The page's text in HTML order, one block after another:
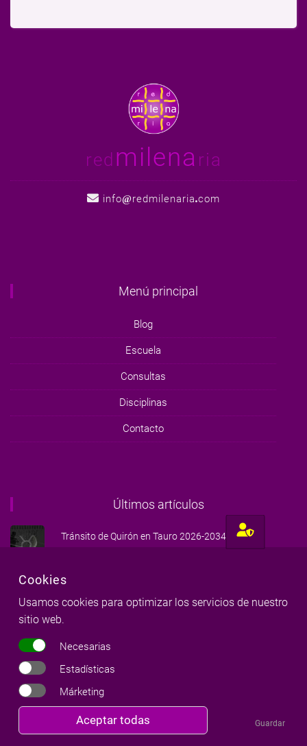
red milena ria
info redmilenaria com
Menú principal
Blog
Escuela
Consultas
Disciplinas
Contacto
Últimos artículos
Tránsito de Quirón en Tauro 2026-2034
Tránsito de Júpiter en Leo 2026-2027 (1)
PorMilena Llop-17 Jul 2026
PorMilena Llop
Cursos
Cookies
Usamos cookies para optimizar los servicios de nuestro
sitio web.
Necesarias
Estadísticas
Márketing
Aceptar todas Guardar